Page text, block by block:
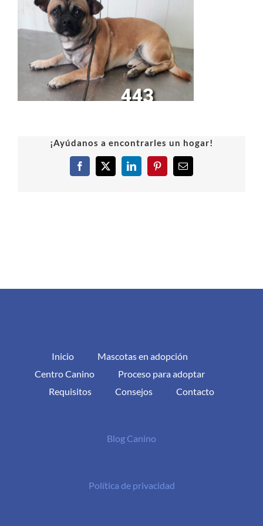
¡Ayúdanos a encontrarles un hogar!
Facebook
X LinkedInPinterestCorreo
Inicio
Mascotas en adopción
Centro Canino
Proceso para adoptar
Requisitos
Consejos Contacto
Blog Canino
Política de privacidad